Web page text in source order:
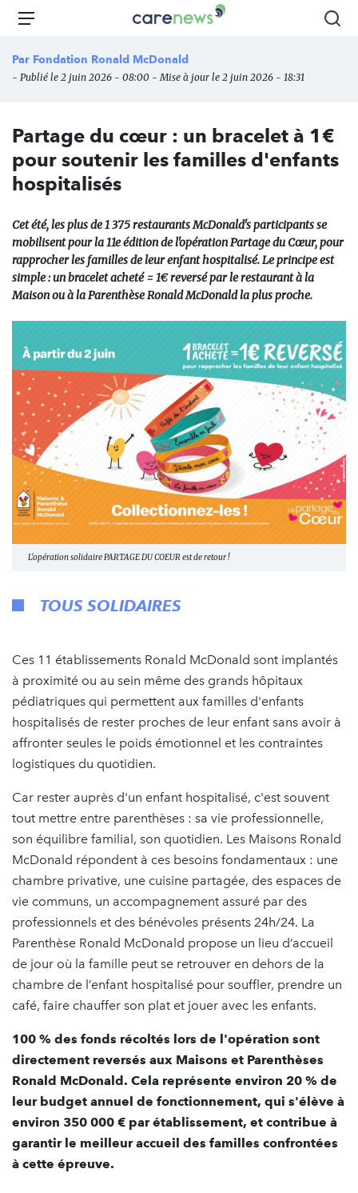
Aller
principal
Carenews,
média
des
l'engagement
Menu
Par Fondation Ronald McDonald
- Publié le 2 juin 2026 - 08:00 - Mise à jour le 2 juin 2026 - 18:31
Partage du cœur : un bracelet à 1€
pour soutenir les familles d'enfants
hospitalisés
Cet été, les plus de 1 375 restaurants McDonald's participants se
mobilisent pour la 11e édition de l'opération Partage du Cœur, pour
rapprocher les familles de leur enfant hospitalisé. Le principe est
simple : un bracelet acheté = 1€ reversé par le restaurant à la
Maison ou à la Parenthèse Ronald McDonald la plus proche.
L'opération solidaire PARTAGE DU COEUR est de retour !
TOUS SOLIDAIRES
Ces 11 établissements Ronald McDonald sont implantés
à proximité ou au sein même des grands hôpitaux
pédiatriques qui permettent aux familles d'enfants
hospitalisés de rester proches de leur enfant sans avoir à
affronter seules le poids émotionnel et les contraintes
logistiques du quotidien.
Car rester auprès d'un enfant hospitalisé, c'est souvent
tout mettre entre parenthèses : sa vie professionnelle,
son équilibre familial, son quotidien. Les Maisons Ronald
McDonald répondent à ces besoins fondamentaux : une
chambre privative, une cuisine partagée, des espaces de
vie communs, un accompagnement assuré par des
professionnels et des bénévoles présents 24h/24. La
Parenthèse Ronald McDonald propose un lieu d’accueil
de jour où la famille peut se retrouver en dehors de la
chambre de l’enfant hospitalisé pour souffler, prendre un
café, faire chauffer son plat et jouer avec les enfants.
100 % des fonds récoltés lors de l'opération sont
directement reversés aux Maisons et Parenthèses
Ronald McDonald. Cela représente environ 20 % de
leur budget annuel de fonctionnement, qui s'élève à
environ 350 000 € par établissement, et contribue à
garantir le meilleur accueil des familles confrontées
à cette épreuve.